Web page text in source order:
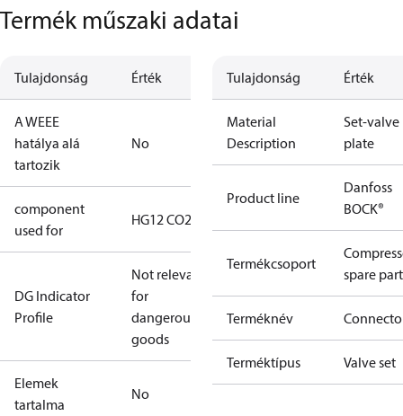
Termék műszaki adatai
Tulajdonság Érték
A WEEE
hatálya alá
tartozik
No
component
used for
HG12 CO2
DG Indicator
Profile
Not relevant
for
dangerous
goods
Elemek
tartalma
No
Tulajdonság Érték
Material
Description
Set-valve
plate
Product line
Danfoss
BOCK®
Termékcsoport
spare
Terméknév
Terméktípus Valve set